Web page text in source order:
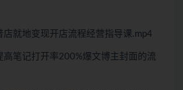
店就地变现开店流程经营指导课.mp4
高笔记打开率200%爆文博主封面的流